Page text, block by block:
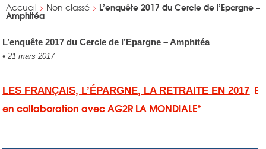
Accueil > Non classé > L’enquête 2017 du Cercle de l’Epargne –
Amphitéa
L’enquête 2017 du Cercle de l’Epargne – Amphitéa
• 21 mars 2017
LES FRANÇAIS, L’ÉPARGNE, LA RETRAITE EN 2017
en collaboration avec AG2R LA MONDIALE*